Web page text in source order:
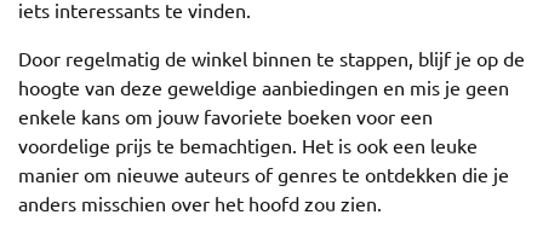
iets interessants te vinden.
Door regelmatig de winkel binnen te stappen, blijf je op de
hoogte van deze geweldige aanbiedingen en mis je geen
enkele kans om jouw favoriete boeken voor een
voordelige prijs te bemachtigen. Het is ook een leuke
manier om nieuwe auteurs of genres te ontdekken die je
anders misschien over het hoofd zou zien.